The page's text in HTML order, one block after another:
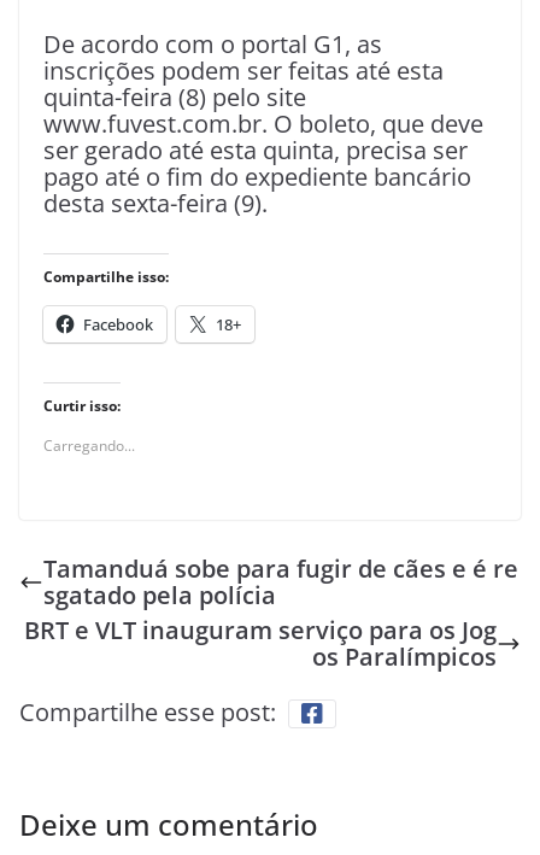
De acordo com o portal G1, as
inscrições podem ser feitas até esta
quinta-feira (8) pelo site
www.fuvest.com.br. O boleto, que deve
ser gerado até esta quinta, precisa ser
pago até o fim do expediente bancário
desta sexta-feira (9).
Compartilhe isso:
Facebook 18+
Curtir isso:
Carregando...
Tamanduá sobe para fugir de cães e é re
sgatado pela polícia
BRT e VLT inauguram serviço para os Jog
os Paralímpicos
Compartilhe esse post:
Deixe um comentário